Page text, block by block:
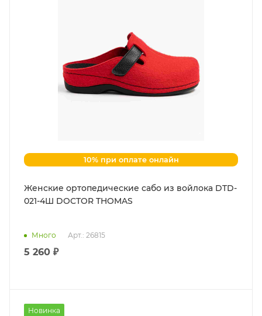
10% при оплате онлайн
Женские ортопедические сабо из войлока DTD-
021-4Ш DOCTOR THOMAS
Много Арт.: 26815
5 260 ₽
Новинка